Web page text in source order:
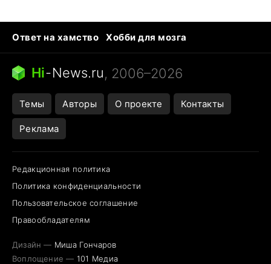
Ответ на хамство
Хобби для мозга
Бензин 100 и 95
Тунцы в океанариуме
Следующая пандемия
Hi-News.ru, 2006–2026
Темы Авторы О проекте Контакты
Реклама
Редакционная политика
Политика конфиденциальности
Пользовательское соглашение
Правообладателям
Дизайн — Миша Гончаров
Воплощение — 101 Медиа